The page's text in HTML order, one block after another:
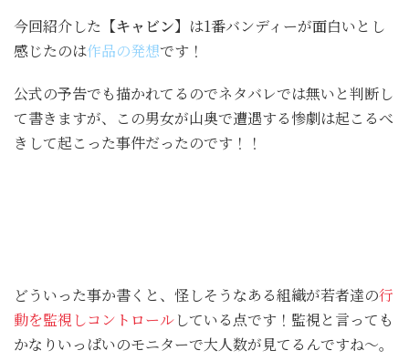
今回紹介した 【キャビン】 は1番バンディーが面白いとし
感じたのは作品の発想です！
公式の予告でも描かれてるのでネタバレでは無いと判断し
て書きますが、この男女が山奥で遭遇する惨劇は起こるべ
きして起こった事件だったのです！！
どういった事か書くと、怪しそうなある組織が若者達の行
動を監視しコントロールしている点です！監視と言っても
かなりいっぱいのモニターで大人数が見てるんですね〜。